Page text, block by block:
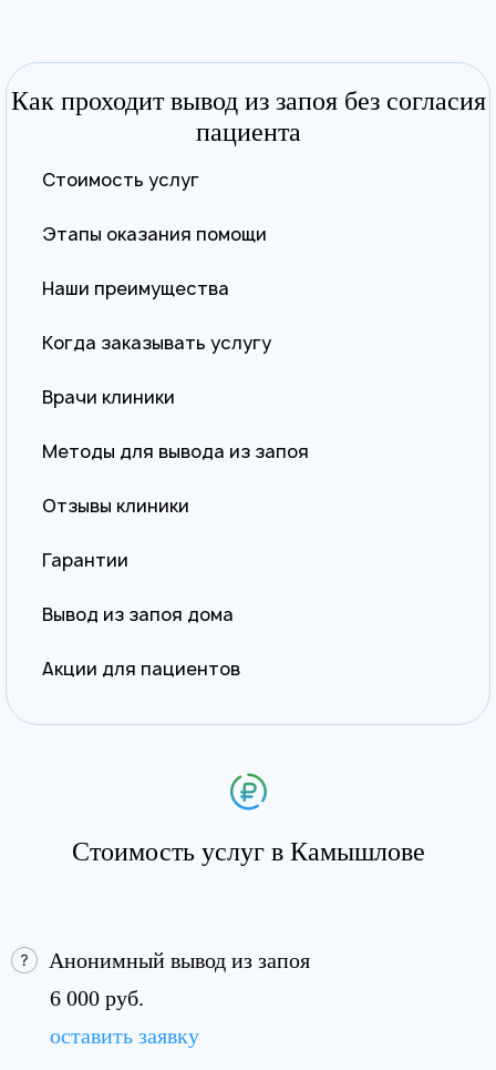
Как проходит вывод из запоя без согласия
пациента
Стоимость услуг
Этапы оказания помощи
Наши преимущества
Когда заказывать услугу
Врачи клиники
Методы для вывода из запоя
Отзывы клиники
Гарантии
Вывод из запоя дома
Акции для пациентов
Стоимость услуг в Камышлове
Анонимный вывод из запоя
6 000 руб.
оставить заявку